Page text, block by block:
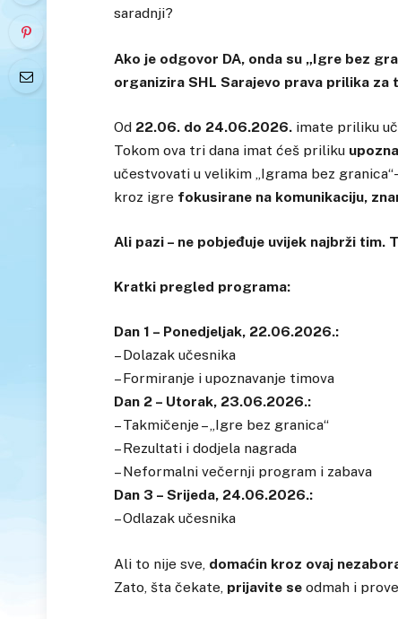
saradnji?
Ako je odgovor DA, onda su „Igre bez
organizira SHL Sarajevo prava prilika za
Od 22.06. do 24.06.2026. imate priliku
Tokom ova tri dana imat ćeš priliku
učestvovati u velikim „Igrama bez
kroz igre fokusirane na komunikaciju,
Ali pazi – ne pobjeđuje uvijek najbrži
Kratki pregled programa:
Dan 1 – Ponedjeljak, 22.06.2026.:
– Dolazak učesnika
– Formiranje i upoznavanje timova
Dan 2 – Utorak, 23.06.2026.:
– Takmičenje – „Igre bez granica“
– Rezultati i dodjela nagrada
– Neformalni večernji program i zabava
Dan 3 – Srijeda, 24.06.2026.:
– Odlazak učesnika
Ali to nije sve, domaćin kroz ovaj
Zato, šta čekate, prijavite se odmah i